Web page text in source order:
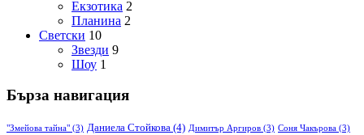
Екзотика 2
Планина 2
Светски 10
Звезди 9
Шоу 1
Бърза навигация
"Змейова тайна" (3) Даниела Стойкова (4) Димитър Аргиров (3) Соня Чакърова (3)